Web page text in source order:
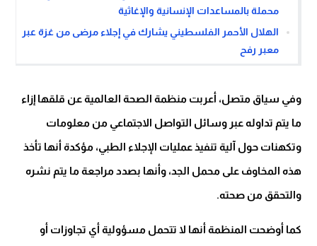
محملة بالمساعدات الإنسانية والإغاثية
الهلال الأحمر الفلسطيني يشارك في إجلاء مرضى من غزة عبر
معبر رفح
وفي سياق متصل، أعربت منظمة الصحة العالمية عن قلقها إزاء
ما يتم تداوله عبر وسائل التواصل الاجتماعي من معلومات
وتكهنات حول آلية تنفيذ عمليات الإجلاء الطبي، مؤكدة أنها تأخذ
هذه المخاوف على محمل الجد، وأنها بصدد مراجعة ما يتم نشره
والتحقق من صحته.
كما أوضحت المنظمة أنها لا تتحمل مسؤولية أي تجاوزات أو